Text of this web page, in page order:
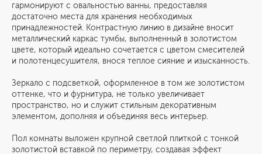
гармонируют с овальностью ванны, предоставляя
достаточно места для хранения необходимых
принадлежностей. Контрастную линию в дизайне вносит
металлический каркас тумбы, выполненный в золотистом
цвете, который идеально сочетается с цветом смесителей
и полотенцесушителя, внося теплое сияние и изысканность.
Зеркало с подсветкой, оформленное в том же золотистом
оттенке, что и фурнитура, не только увеличивает
пространство, но и служит стильным декоративным
элементом, дополняя и объединяя весь интерьер.
Пол комнаты выложен крупной светлой плиткой с тонкой
золотистой вставкой по периметру, создавая эффект